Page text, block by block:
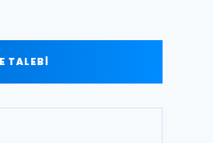
TALEBİ